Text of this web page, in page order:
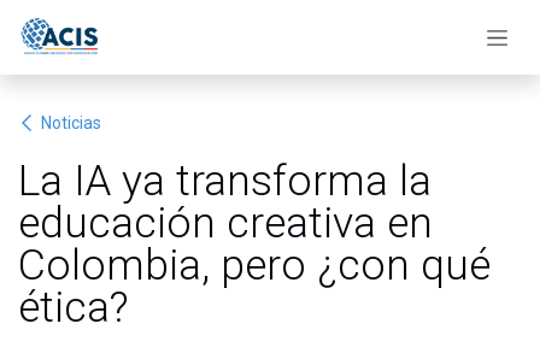
Noticias
La IA ya transforma la
educación creativa en
Colombia, pero ¿con qué
ética?